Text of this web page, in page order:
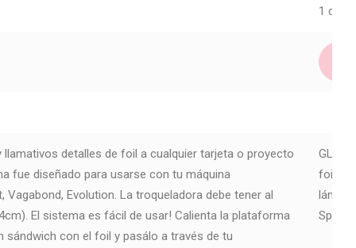
1
llamativos detalles de foil a cualquier tarjeta o proyecto
fue diseñado para usarse con tu máquina
Vagabond, Evolution. La troqueladora debe tener al
El sistema es fácil de usar! Calienta la plataforma
sándwich con el foil y pasálo a través de tu
GLF-
foil a